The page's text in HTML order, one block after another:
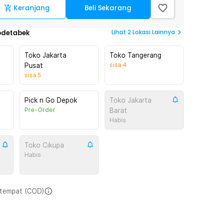
Keranjang Beli Sekarang
Lihat 2Lokasi Lainnya
Toko Jakarta
Pusat
sisa 5
Toko Tangerang
sisa 4
Pick n Go Depok
Pre-Order
Toko Jakarta
Barat
Habis
Toko Cikupa
Habis
(COD)